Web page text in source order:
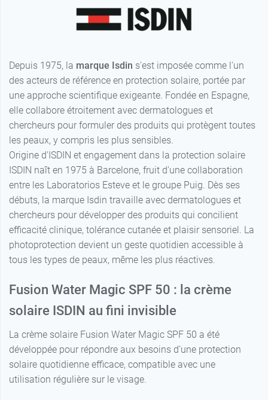
22,39 €
Medium 22,39 €
Depuis 1975, la marque Isdin s'est imposée comme l'un
des acteurs de référence en protection solaire, portée par
une approche scientifique exigeante. Fondée en Espagne,
elle collabore étroitement avec dermatologues et
chercheurs pour formuler des produits qui protègent toutes
les peaux, y compris les plus sensibles.
Origine d'ISDIN et engagement dans la protection solaire
ISDIN naît en 1975 à Barcelone, fruit d'une collaboration
entre les Laboratorios Esteve et le groupe Puig. Dès ses
débuts, la marque Isdin travaille avec dermatologues et
chercheurs pour développer des produits qui concilient
efficacité clinique, tolérance cutanée et plaisir sensoriel. La
photoprotection devient un geste quotidien accessible à
tous les types de peaux, même les plus réactives.
Fusion Water Magic SPF 50 : la crème
solaire ISDIN au fini invisible
La crème solaire Fusion Water Magic SPF 50 a été
développée pour répondre aux besoins d’une protection
solaire quotidienne efficace, compatible avec une
utilisation régulière sur le visage.